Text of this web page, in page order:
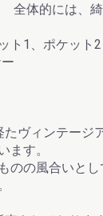
綺麗な
ト1、ポケット2
ィンテージア
ます。
風合いとし